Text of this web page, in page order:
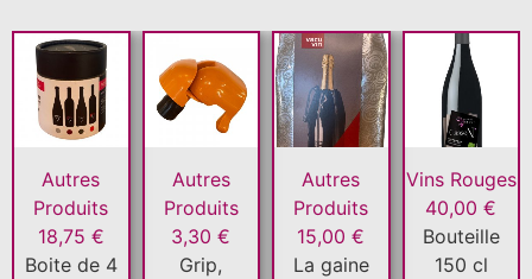
Autres
Produits
18,75 €
Boite de 4
Autres
Produits
3,30€
Grip,
Autres
Produits
15,00€
La gaine
Vins Rouges
40,00€
Bouteille
150 cl